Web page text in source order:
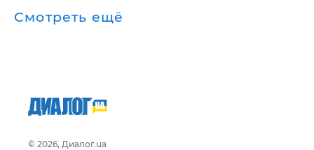
Смотреть ещё
© 2026, Диалог.ua